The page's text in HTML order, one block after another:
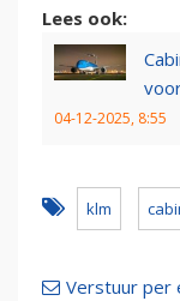
Lees ook:
04-12-2025, 8:55
klm
Verstuur per